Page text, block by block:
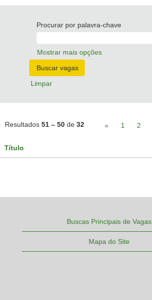
Procurar por palavra-chave
Mostrar mais opções
Limpar
Resultados 51 – 50 de 32 « 1 2
Título
Buscas Principais de Vagas
Mapa do Site